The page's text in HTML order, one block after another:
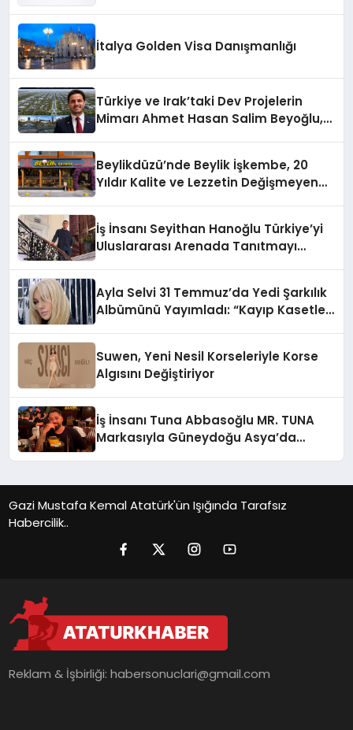
İtalya Golden Visa Danışmanlığı
Türkiye ve Irak’taki Dev Projelerin
Mimarı Ahmet Hasan Salim Beyoğlu,
Hayata Geçirecek
Beylikdüzü’nde Beylik İşkembe, 20
Yıldır Kalite ve Lezzetin Değişmeyen
İş İnsanı Seyithan Hanoğlu Türkiye’yi
Uluslararası Arenada Tanıtmayı
Ayla Selvi 31 Temmuz’da Yedi Şarkılık
Albümünü Yayımladı: “Kayıp Kasetler
Suwen, Yeni Nesil Korseleriyle Korse
Algısını Değiştiriyor
İş İnsanı Tuna Abbasoğlu MR. TUNA
Markasıyla Güneydoğu Asya’da
Gazi Mustafa Kemal Atatürk'ün Işığında Tarafsız
Habercilik..
Reklam & İşbirliği:habersonuclari@gmail.com